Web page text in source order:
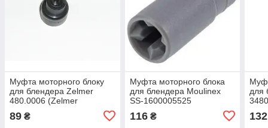
Муфта моторного блоку
для блендера Zelmer
480.0006 (Zelmer
89 ₴
Муфта моторного блока
для блендера Moulinex
SS-1600005525
116₴
для
132